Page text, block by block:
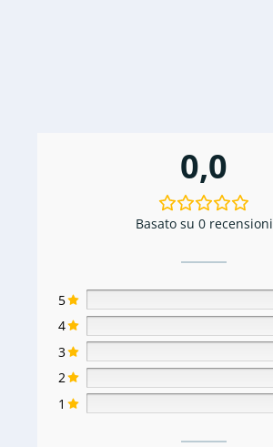
0,0
Basato su 0 recensioni
5
4
3
2
1